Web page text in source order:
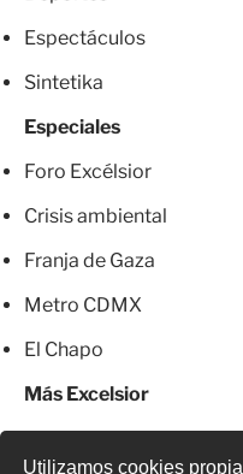
Utilizamos cookies
Espectáculos
Sintetika
Especiales
Foro Excélsior
Crisis ambiental
Franja de Gaza
Metro CDMX
El Chapo
Más Excelsior
Mujeres